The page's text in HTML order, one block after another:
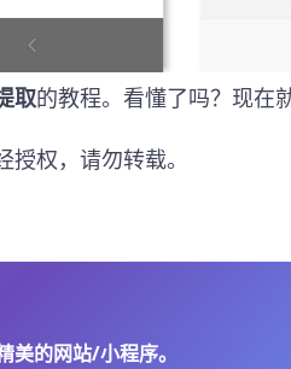
取的教程。看懂了吗？现在
权，请勿转载。
美的网站/小程序。